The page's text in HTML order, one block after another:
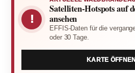
!
Satelliten-Hotspots auf
ansehen
EFFIS-Daten für die
oder 30 Tage.
KARTE